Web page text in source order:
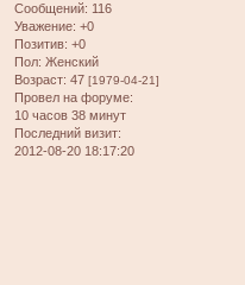
Сообщений: 116
Уважение: +0
Позитив: +0
Пол: Женский
Возраст: 47 [1979-04-21]
Провел на форуме:
10 часов 38 минут
Последний визит:
2012-08-20 18:17:20